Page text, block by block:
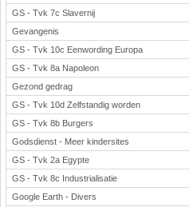
GS - Tvk 7c Slavernij
Gevangenis
GS - Tvk 10c Eenwording Europa
GS - Tvk 8a Napoleon
Gezond gedrag
GS - Tvk 10d Zelfstandig worden
GS - Tvk 8b Burgers
Godsdienst - Meer kindersites
GS - Tvk 2a Egypte
GS - Tvk 8c Industrialisatie
Google Earth - Divers